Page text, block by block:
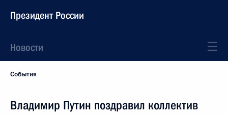
Президент России
Новости
События
Владимир Путин поздравил коллектив